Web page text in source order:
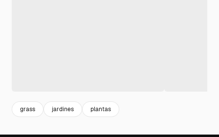
grass jardines plantas